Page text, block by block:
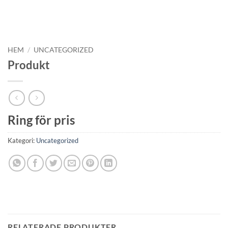
HEM / UNCATEGORIZED
Produkt
Ring för pris
Kategori: Uncategorized